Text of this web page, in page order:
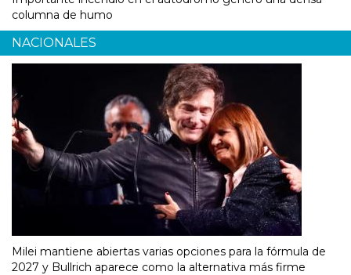
columna de humo
NACIONALES
Milei mantiene abiertas varias opciones para la fórmula de
2027 y Bullrich aparece como la alternativa más firme